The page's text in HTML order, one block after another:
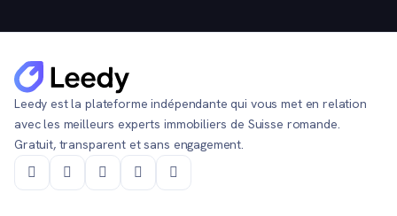
Leedy est la plateforme indépendante qui vous met en relation
avec les meilleurs experts immobiliers de Suisse romande.
Gratuit, transparent et sans engagement.